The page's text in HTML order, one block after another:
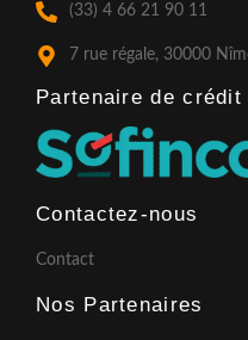
-
f
m
(33) 4 66 21 90 11
7 rue régale, 30000
Partenaire de crédit​
Contactez-nous
Contact
Nos Partenaires